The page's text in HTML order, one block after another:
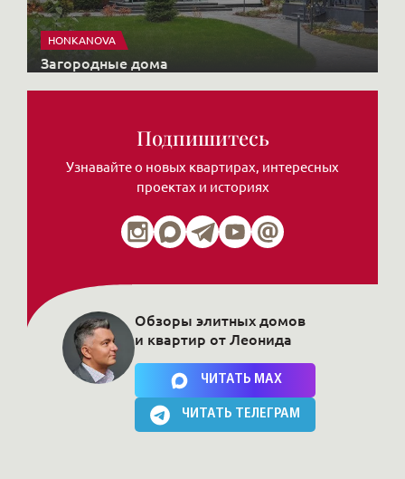
HONKANOVA
Загородные дома
Подпишитесь
Узнавайте о новых квартирах, интересных
проектах и историях
Нажимая на кнопку, Вы соглашаетесь c политикой сайта
Обзоры элитных домов
и квартир от Леонида
ЧИТАТЬ MAX
ЧИТАТЬ ТЕЛЕГРАМ